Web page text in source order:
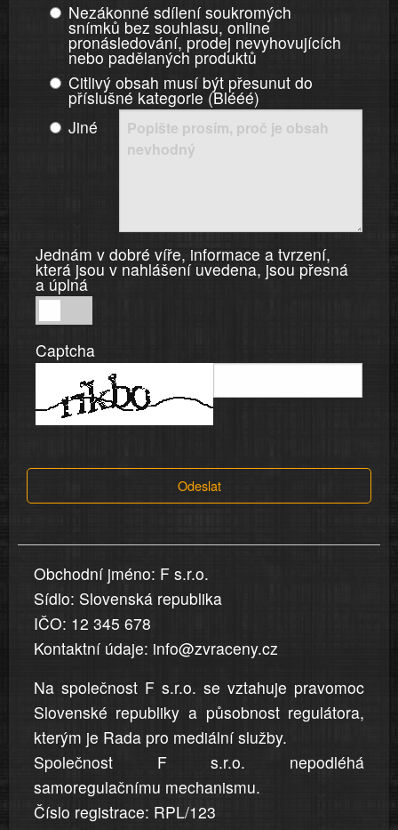
Nezákonné sdílení soukromých
snímků bez souhlasu, online
pronásledování, prodej nevyhovujících
nebo padělaných produktů
Citlivý obsah musí být přesunut do
příslušné kategorie (Blééé)
Jiné
Jednám v dobré víře, informace a tvrzení,
která jsou v nahlášení uvedena, jsou přesná
a úplná
v
dobré
informace
v
jsou
přesná
a
úplná
Captcha
Odeslat
Obchodní jméno: F s.r.o.
Sídlo: Slovenská republika
IČO: 12 345 678
Kontaktní údaje: info@zvraceny.cz
Na společnost F s.r.o. se vztahuje pravomoc
Slovenské republiky a působnost regulátora,
kterým je Rada pro mediální služby.
Společnost F s.r.o. nepodléhá
samoregulačnímu mechanismu.
Číslo registrace: RPL/123